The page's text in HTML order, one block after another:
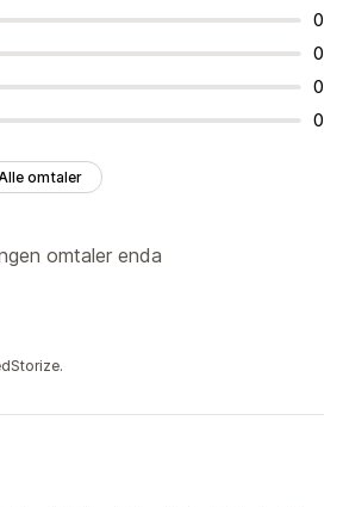
0
0
0
0
omtaler
omtaler enda